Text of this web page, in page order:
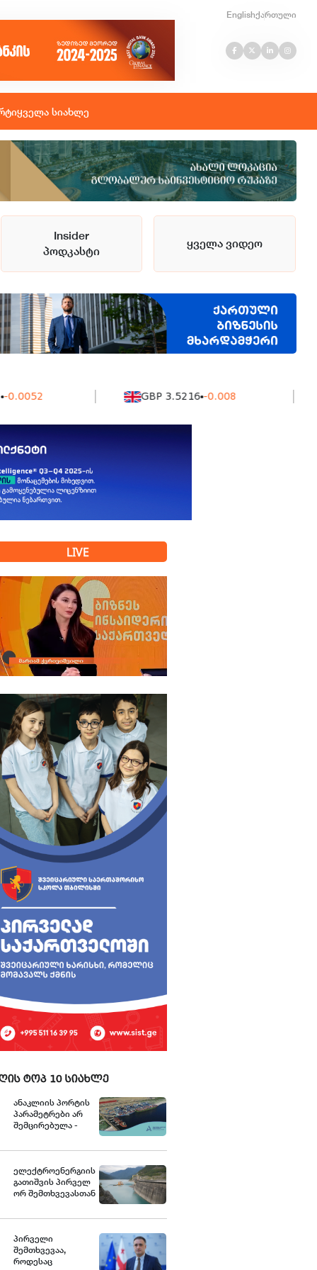
Englishქართული
ყველა სიახლე
Insider
პოდკასტი
ყველა ვიდეო
GBP 3.5216 -0.008
LIVE
ტოპ 10 სიახლე
ანაკლიის პორტის
პარამეტრები არ
შემცირებულა -
ელექტროენერგიის
გათიშვის პირველ
ორ შემთხვევასთან
ში წარიმართება
ინფორმაციას
მოგვიანებით
დეტალურად
პირველი
შემთხვევაა,
როდესაც